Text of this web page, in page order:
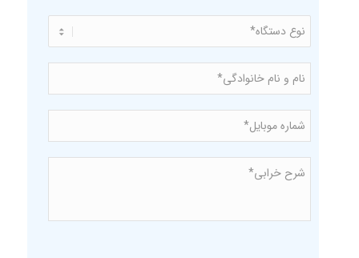
دستگاه *
نام
خانوادگی *
موبایل* *
خرابی* *